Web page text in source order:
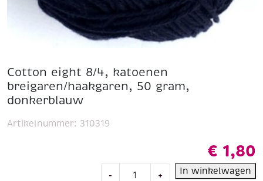
Cotton eight 8/4, katoenen
breigaren/haakgaren, 50 gram,
donkerblauw
€ 1,80
- + In winkelwagen
Artikelnummer: 310319